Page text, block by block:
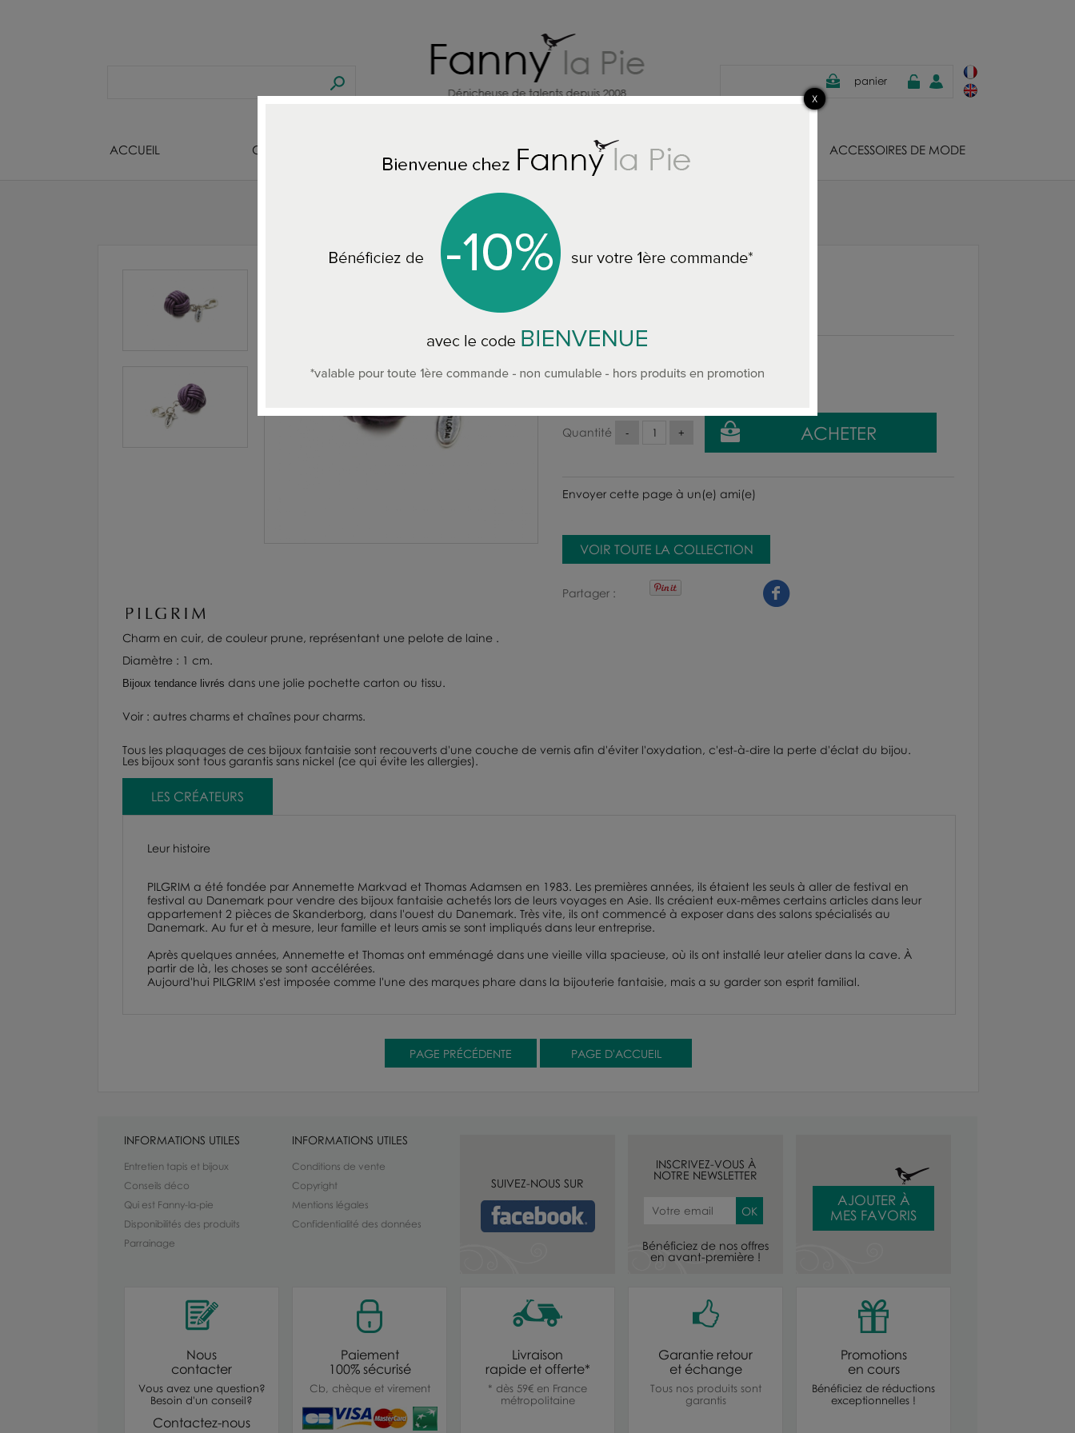
panier
ACCUEIL CREATEURS BIJOUX CREATEURS DECO MAISON ACCESSOIRES DE MODE
COLLIERS PILGRIM Pilgrim Charm Pelote prune
20.00€T.T.C.
Quantité
Envoyer cette page à un(e) ami(e)
VOIR TOUTE LA COLLECTION
Partager
Charm en cuir, de couleur prune, représentant une pelote de laine .
Diamètre : 1 cm.
Bijoux tendance livrés dans une jolie pochette carton ou tissu.
Voir : autres charms et chaînes pour charms.
Tous les plaquages de ces bijoux fantaisie sont recouverts d'une couche de vernis afin d'éviter l'oxydation, c'est-à-dire la perte d'éclat du bijou.
Les bijoux sont tous garantis sans nickel (ce qui évite les allergies).
LES CRÉATEURS
Leur histoire
PILGRIM a été fondée par Annemette Markvad et Thomas Adamsen en 1983. Les premières années, ils étaient les seuls à aller de festival en
festival au Danemark pour vendre des bijoux fantaisie achetés lors de leurs voyages en Asie. Ils créaient eux-mêmes certains articles dans leur
appartement 2 pièces de Skanderborg, dans l'ouest du Danemark. Très vite, ils ont commencé à exposer dans des salons spécialisés au
Danemark. Au fur et à mesure, leur famille et leurs amis se sont impliqués dans leur entreprise.
Après quelques années, Annemette et Thomas ont emménagé dans une vieille villa spacieuse, où ils ont installé leur atelier dans la cave. À
partir de là, les choses se sont accélérées.
Aujourd'hui PILGRIM s'est imposée comme l'une des marques phare dans la bijouterie fantaisie, mais a su garder son esprit familial.
INFORMATIONS UTILES
Entretien tapis et bijoux
Conseils déco
Qui est Fanny-la-pie
Disponibilités des produits
Parrainage
INFORMATIONS UTILES
Conditions de vente
Copyright
Mentions légales
Confidentialité des données
SUIVEZ-NOUS SUR
INSCRIVEZ-VOUS À
NOTRE NEWSLETTER
Bénéficiez de nos offres
en avant-première !
AJOUTER À
MES FAVORIS
Nous
contacter
Vous avez une question?
Besoin d'un conseil?
Contactez-nous
Paiement
100% sécurisé
Cb, chèque et virement
Livraison
rapide et offerte*
* dès 59€ en France
métropolitaine
Garantie retour
et échange
Tous nos produits sont
garantis
Promotions
en cours
Bénéficiez de réductions
exceptionnelles !